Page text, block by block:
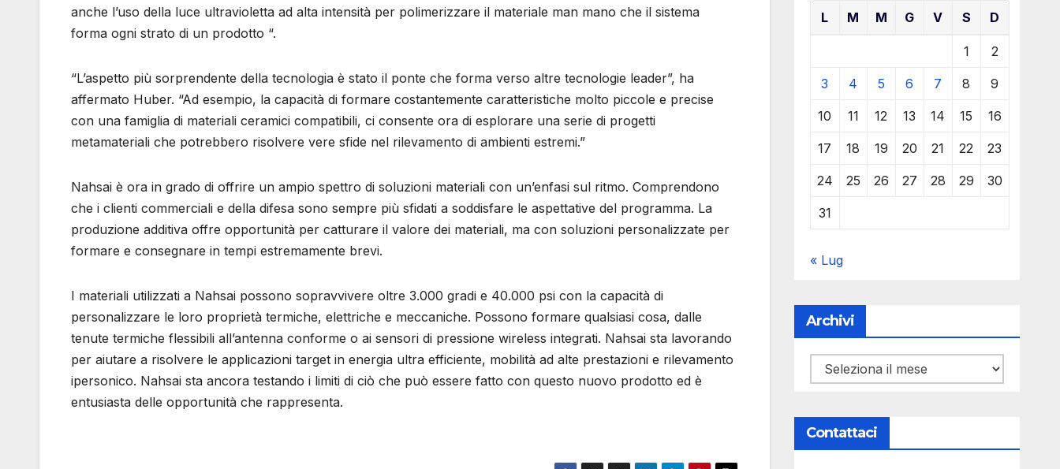
anche l’uso della luce ultravioletta ad alta intensità per polimerizzare il materiale man mano che il sistema
forma ogni strato di un prodotto “.
“L’aspetto più sorprendente della tecnologia è stato il ponte che forma verso altre tecnologie leader”, ha
affermato Huber. “Ad esempio, la capacità di formare costantemente caratteristiche molto piccole e precise
con una famiglia di materiali ceramici compatibili, ci consente ora di esplorare una serie di progetti
metamateriali che potrebbero risolvere vere sfide nel rilevamento di ambienti estremi.”
Nahsai è ora in grado di offrire un ampio spettro di soluzioni materiali con un’enfasi sul ritmo. Comprendono
che i clienti commerciali e della difesa sono sempre più sfidati a soddisfare le aspettative del programma. La
produzione additiva offre opportunità per catturare il valore dei materiali, ma con soluzioni personalizzate per
formare e consegnare in tempi estremamente brevi.
I materiali utilizzati a Nahsai possono sopravvivere oltre 3.000 gradi e 40.000 psi con la capacità di
personalizzare le loro proprietà termiche, elettriche e meccaniche. Possono formare qualsiasi cosa, dalle
tenute termiche flessibili all’antenna conforme o ai sensori di pressione wireless integrati. Nahsai sta lavorando
per aiutare a risolvere le applicazioni target in energia ultra efficiente, mobilità ad alte prestazioni e rilevamento
ipersonico. Nahsai sta ancora testando i limiti di ciò che può essere fatto con questo nuovo prodotto ed è
entusiasta delle opportunità che rappresenta.
L M M G V S D
1 2
3 4 5 6 7 8 9
10 11 12 13 14 15 16
17 18 19 20 21 22 23
24 25 26 27 28 29 30
31
« Lug
Archivi
Archivi
Contattaci